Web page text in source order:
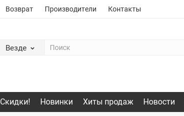
Возврат Производители Контакты
Везде
Скидки! Новинки Хиты продаж Новости